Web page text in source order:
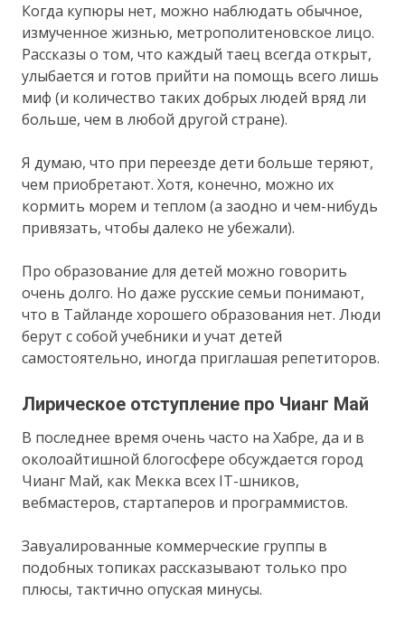
Когда купюры нет, можно наблюдать обычное,
измученное жизнью, метрополитеновское лицо.
Рассказы о том, что каждый таец всегда открыт,
улыбается и готов прийти на помощь всего лишь
миф (и количество таких добрых людей вряд ли
больше, чем в любой другой стране).
Я думаю, что при переезде дети больше теряют,
чем приобретают. Хотя, конечно, можно их
кормить морем и теплом (а заодно и чем-нибудь
привязать, чтобы далеко не убежали).
Про образование для детей можно говорить
очень долго. Но даже русские семьи понимают,
что в Тайланде хорошего образования нет. Люди
берут с собой учебники и учат детей
самостоятельно, иногда приглашая репетиторов.
Лирическое отступление про Чианг Май
В последнее время очень часто на Хабре, да и в
околоайтишной блогосфере обсуждается город
Чианг Май, как Мекка всех IT-шников,
вебмастеров, стартаперов и программистов.
Завуалированные коммерческие группы в
подобных топиках рассказывают только про
плюсы, тактично опуская минусы.